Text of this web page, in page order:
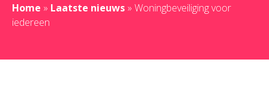
Home » Laatste nieuws » Woningbeveiliging voor
iedereen